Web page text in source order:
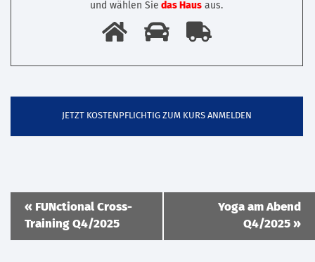
und wählen Sie das Haus aus.
Veranstaltung
Navigation
« FUNctional Cross-
Training Q4/2025
Yoga am Abend
Q4/2025 »